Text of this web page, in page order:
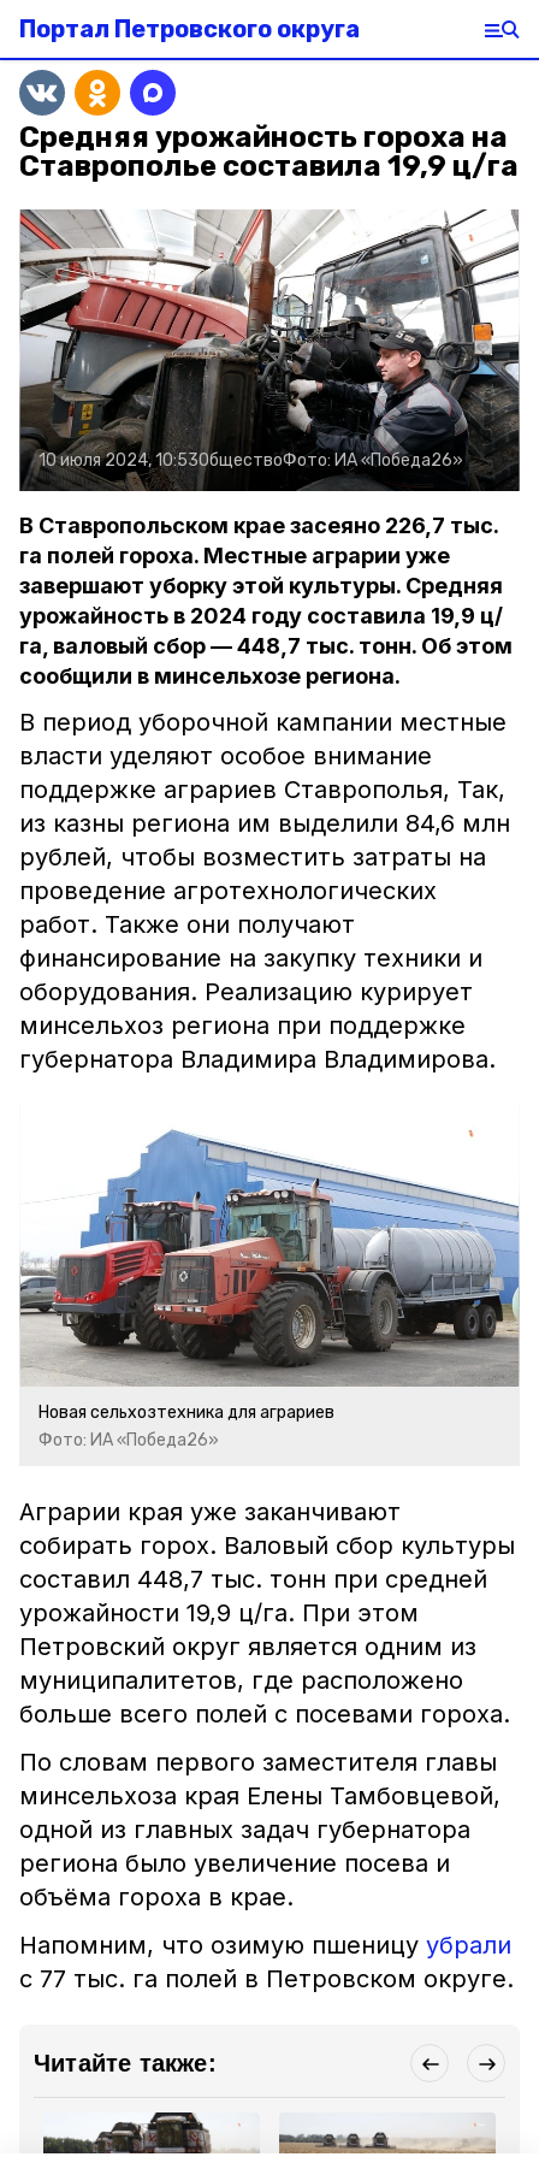
Портал Петровского округа
Средняя урожайность гороха на
Ставрополье составила 19,9 ц/га
10 июля 2024, 10:53ОбществоФото: ИА «Победа26»
В Ставропольском крае засеяно 226,7 тыс.
га полей гороха. Местные аграрии уже
завершают уборку этой культуры. Средняя
урожайность в 2024 году составила 19,9 ц/
га, валовый сбор — 448,7 тыс. тонн. Об этом
сообщили в минсельхозе региона.
В период уборочной кампании местные
власти уделяют особое внимание
поддержке аграриев Ставрополья, Так,
из казны региона им выделили 84,6 млн
рублей, чтобы возместить затраты на
проведение агротехнологических
работ. Также они получают
финансирование на закупку техники и
оборудования. Реализацию курирует
минсельхоз региона при поддержке
губернатора Владимира Владимирова.
Новая сельхозтехника для аграриев
Фото: ИА «Победа26»
Аграрии края уже заканчивают
собирать горох. Валовый сбор культуры
составил 448,7 тыс. тонн при средней
урожайности 19,9 ц/га. При этом
Петровский округ является одним из
муниципалитетов, где расположено
больше всего полей с посевами гороха.
По словам первого заместителя главы
минсельхоза края Елены Тамбовцевой,
одной из главных задач губернатора
региона было увеличение посева и
объёма гороха в крае.
Напомним, что озимую пшеницу убрали
с 77 тыс. га полей в Петровском округе.
Читайте также: